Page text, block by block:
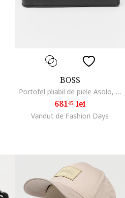
BOSS
Portofel pliabil de piele Asolo, Negru
68145lei
Vandut de Fashion Days